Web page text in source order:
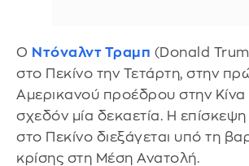
Ο Ντόναλντ Τραμπ (Donald
στο Πεκίνο την Τετάρτη, στην
Αμερικανού προέδρου στην
σχεδόν μία δεκαετία. Η
στο Πεκίνο διεξάγεται υπό τη
κρίσης στη Μέση Ανατολή.